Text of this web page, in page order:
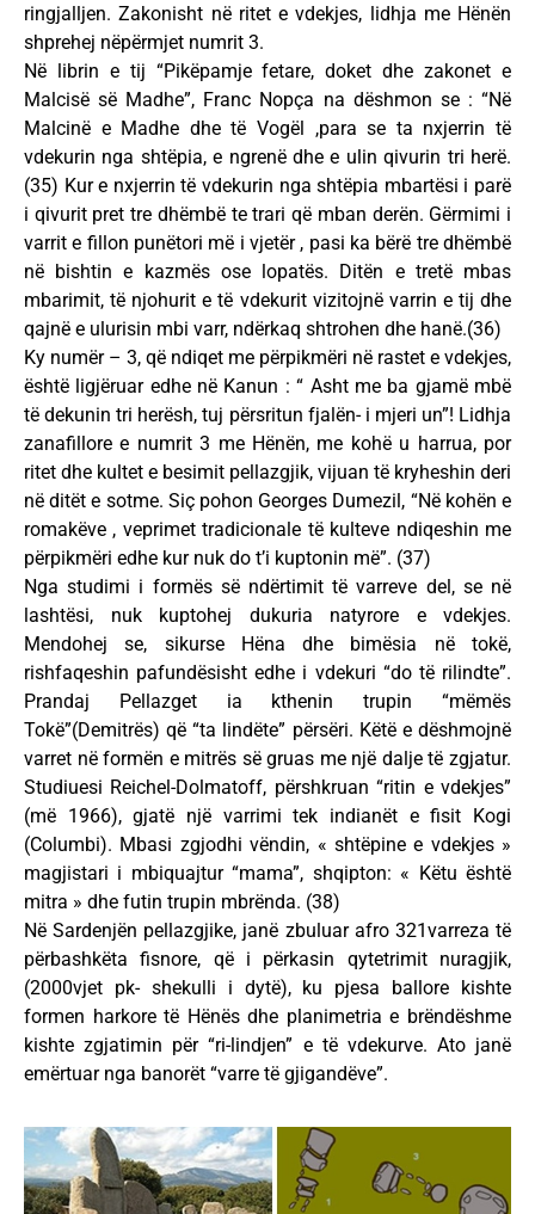
ringjalljen. Zakonisht në ritet e vdekjes, lidhja me Hënën
shprehej nëpërmjet numrit 3.
Në librin e tij “Pikëpamje fetare, doket dhe zakonet e
Malcisë së Madhe”, Franc Nopça na dëshmon se : “Në
Malcinë e Madhe dhe të Vogël ,para se ta nxjerrin të
vdekurin nga shtëpia, e ngrenë dhe e ulin qivurin tri herë.
(35) Kur e nxjerrin të vdekurin nga shtëpia mbartësi i parë
i qivurit pret tre dhëmbë te trari që mban derën. Gërmimi i
varrit e fillon punëtori më i vjetër , pasi ka bërë tre dhëmbë
në bishtin e kazmës ose lopatës. Ditën e tretë mbas
mbarimit, të njohurit e të vdekurit vizitojnë varrin e tij dhe
qajnë e ulurisin mbi varr, ndërkaq shtrohen dhe hanë.(36)
Ky numër – 3, që ndiqet me përpikmëri në rastet e vdekjes,
është ligjëruar edhe në Kanun : “ Asht me ba gjamë mbë
të dekunin tri herësh, tuj përsritun fjalën- i mjeri un”! Lidhja
zanafillore e numrit 3 me Hënën, me kohë u harrua, por
ritet dhe kultet e besimit pellazgjik, vijuan të kryheshin deri
në ditët e sotme. Siç pohon Georges Dumezil, “Në kohën e
romakëve , veprimet tradicionale të kulteve ndiqeshin me
përpikmëri edhe kur nuk do t’i kuptonin më”. (37)
Nga studimi i formës së ndërtimit të varreve del, se në
lashtësi, nuk kuptohej dukuria natyrore e vdekjes.
Mendohej se, sikurse Hëna dhe bimësia në tokë,
rishfaqeshin pafundësisht edhe i vdekuri “do të rilindte”.
Prandaj Pellazget ia kthenin trupin “mëmës
Tokë”(Demitrës) që “ta lindëte” përsëri. Këtë e dëshmojnë
varret në formën e mitrës së gruas me një dalje të zgjatur.
Studiuesi Reichel-Dolmatoff, përshkruan “ritin e vdekjes”
(më 1966), gjatë një varrimi tek indianët e fisit Kogi
(Columbi). Mbasi zgjodhi vëndin, « shtëpine e vdekjes »
magjistari i mbiquajtur “mama”, shqipton: « Këtu është
mitra » dhe futin trupin mbrënda. (38)
Në Sardenjën pellazgjike, janë zbuluar afro 321varreza të
përbashkëta fisnore, që i përkasin qytetrimit nuragjik,
(2000vjet pk- shekulli i dytë), ku pjesa ballore kishte
formen harkore të Hënës dhe planimetria e brëndëshme
kishte zgjatimin për “ri-lindjen” e të vdekurve. Ato janë
emërtuar nga banorët “varre të gjigandëve”.